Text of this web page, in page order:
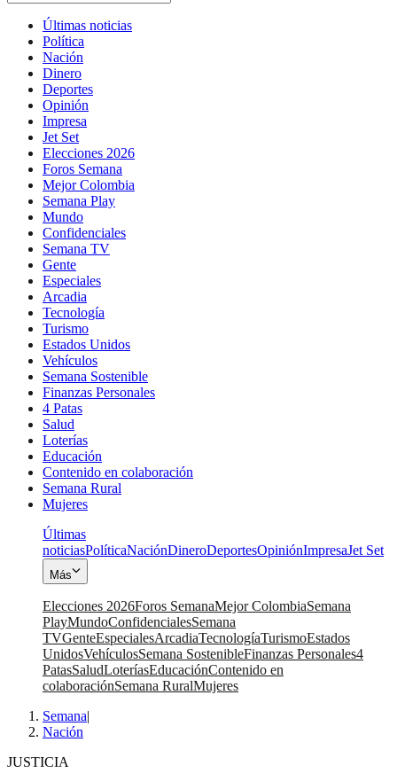
Últimas noticias
Política
Nación
Dinero
Deportes
Opinión
Impresa
Jet Set
Elecciones 2026
Foros Semana
Mejor Colombia
Semana Play
Mundo
Confidenciales
Semana TV
Gente
Especiales
Arcadia
Tecnología
Turismo
Estados Unidos
Vehículos
Semana Sostenible
Finanzas Personales
4 Patas
Salud
Loterías
Educación
Contenido en colaboración
Semana Rural
Mujeres
Últimas
noticiasPolíticaNaciónDineroDeportesOpiniónImpresaJet Set
Más
Elecciones 2026Foros SemanaMejor ColombiaSemana
PlayMundoConfidencialesSemana
TVGenteEspecialesArcadiaTecnologíaTurismoEstados
UnidosVehículosSemana SostenibleFinanzas Personales4
PatasSaludLoteríasEducaciónContenido en
colaboraciónSemana RuralMujeres
Semana|
Nación
JUSTICIA